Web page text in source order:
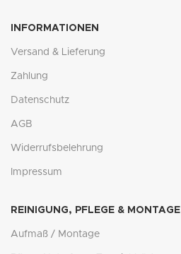
INFORMATIONEN
Versand & Lieferung
Zahlung
Datenschutz
AGB
Widerrufsbelehrung
Impressum
REINIGUNG, PFLEGE & MONTAGE
Aufmaß / Montage